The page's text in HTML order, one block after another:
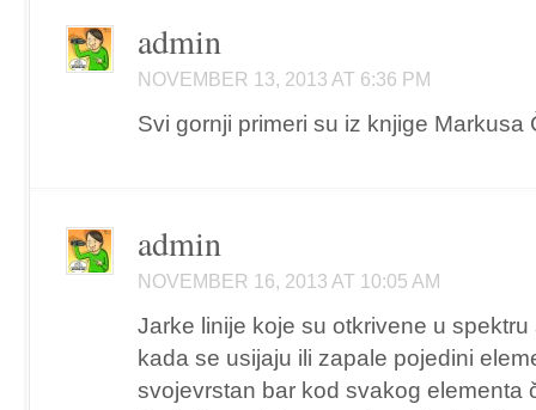
admin
NOVEMBER 13, 2013 AT 6:36 PM
Svi gornji primeri su iz knjige Markusa
admin
NOVEMBER 16, 2013 AT 10:05 AM
Jarke linije koje su otkrivene u
kada se usijaju ili zapale pojedini
svojevrstan bar kod svakog elementa